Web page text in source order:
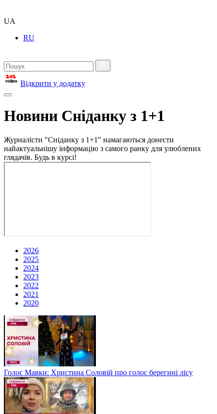
UA
RU
Відкрити у додатку
Новини Сніданку з 1+1
Журналісти "Сніданку з 1+1" намагаються донести
найактуальнішу інформацію з самого ранку для улюблених
глядачів. Будь в курсі!
2026
2025
2024
2023
2022
2021
2020
Голос Мавки: Христина Соловій про голос берегині лісу